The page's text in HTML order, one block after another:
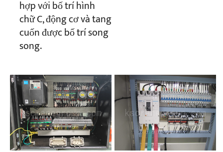
hợp với bố trí hình
chữ C, động cơ và tang
cuốn được bố trí song
song.